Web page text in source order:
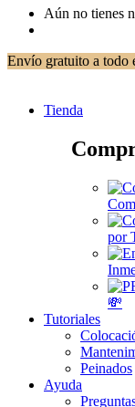
Aún no tienes
Envío gratuito a todo
Tienda
por
💸
Tutoriales
Peinados
Ayuda